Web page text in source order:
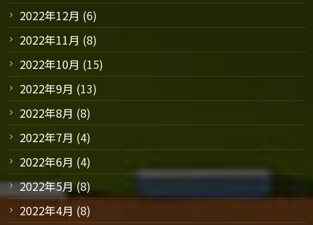
2022年12月 (6)
2022年11月 (8)
2022年10月 (15)
2022年9月 (13)
2022年8月 (8)
2022年7月 (4)
2022年6月 (4)
2022年5月(8)
2022年4月 (8)